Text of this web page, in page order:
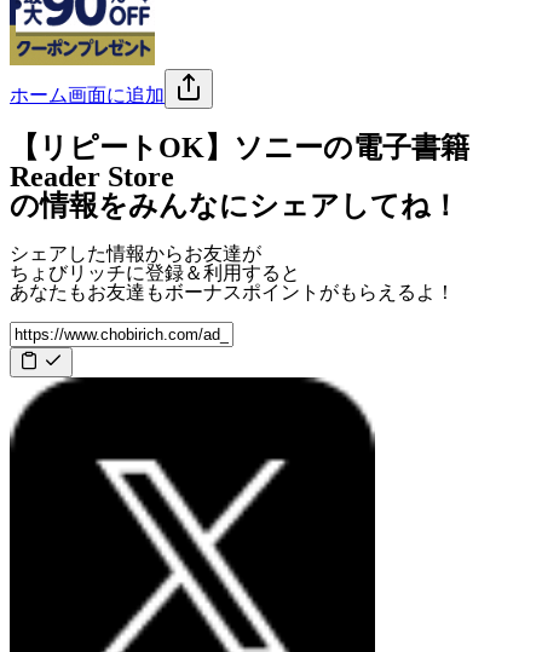
ホーム画面に追加
【リピートOK】ソニーの電子書籍
Reader Store
の情報をみんなにシェアしてね！
シェアした情報からお友達が
ちょびリッチに登録＆利用すると
あなたもお友達もボーナスポイント がもらえるよ！